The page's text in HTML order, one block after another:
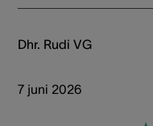
Dhr. Rudi VG
7 juni 2026